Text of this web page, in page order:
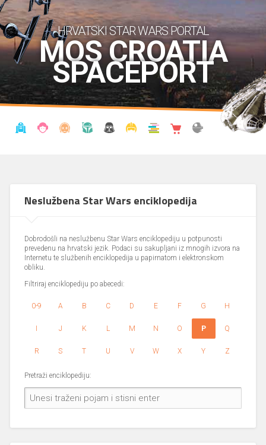
HRVATSKI STAR WARS PORTAL
MOS CROATIA
SPACEPORT
Neslužbena Star Wars enciklopedija
Dobrodošli na neslužbenu Star Wars enciklopediju u potpunosti
prevedenu na hrvatski jezik. Podaci su sakupljani iz mnogih izvora na
Internetu te službenih enciklopedija u papirnatom i elektronskom
obliku.
Filtriraj enciklopediju po abecedi:
0-9 A B C D E F G H
I J K L M N O P Q
R S T U V W X Y Z
Pretraži enciklopediju: